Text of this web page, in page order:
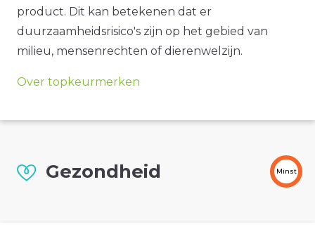
product. Dit kan betekenen dat er
duurzaamheidsrisico's zijn op het gebied van
milieu, mensenrechten of dierenwelzijn.
Over topkeurmerken
Gezondheid Minst